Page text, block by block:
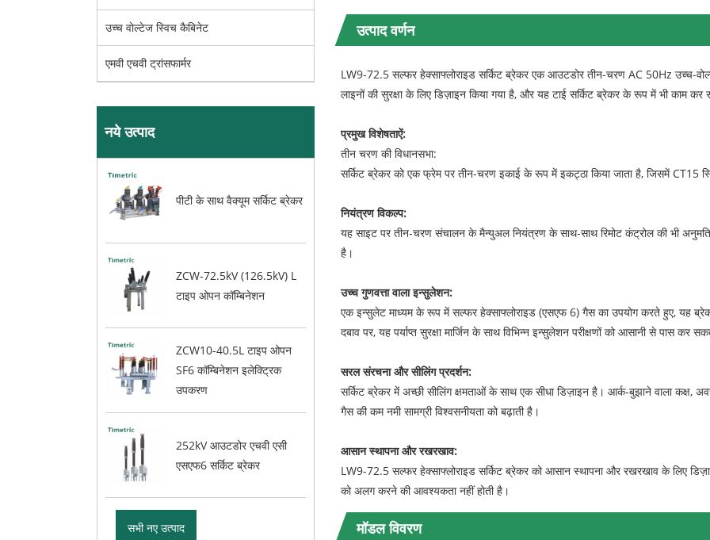
उच्च वोल्टेज स्विच कैबिनेट
एमवी एचवी ट्रांसफार्मर
नये उत्पाद
पीटी के साथ वैक्यूम सर्किट ब्रेकर
ZCW-72.5kV (126.5kV) L
टाइप ओपन कॉम्बिनेशन
ZCW10-40.5L टाइप ओपन
SF6 कॉम्बिनेशन इलेक्ट्रिक
उपकरण
252kV आउटडोर एचवी एसी
एसएफ6 सर्किट ब्रेकर
सभी नए उत्पाद
उत्पाद वर्णन
LW9-72.5 सल्फर हेक्साफ्लोराइड सर्किट ब्रेकर एक आउटडोर तीन-चरण AC 50Hz उच्च-
लाइनों की सुरक्षा के लिए डिज़ाइन किया गया है, और यह टाई सर्किट ब्रेकर के रूप में भी काम कर
प्रमुख विशेषताऐं:
तीन चरण की विधानसभा:
सर्किट ब्रेकर को एक फ्रेम पर तीन-चरण इकाई के रूप में इकट्ठा किया जाता है, जिसमें CT15
नियंत्रण विकल्प:
यह साइट पर तीन-चरण संचालन के मैन्युअल नियंत्रण के साथ-साथ रिमोट कंट्रोल की भी
है।
उच्च गुणवत्ता वाला इन्सुलेशन:
एक इन्सुलेट माध्यम के रूप में सल्फर हेक्साफ्लोराइड (एसएफ 6) गैस का उपयोग करते हुए, यह
दबाव पर, यह पर्याप्त सुरक्षा मार्जिन के साथ विभिन्न इन्सुलेशन परीक्षणों को आसानी से पास कर
सरल संरचना और सीलिंग प्रदर्शन:
सर्किट ब्रेकर में अच्छी सीलिंग क्षमताओं के साथ एक सीधा डिज़ाइन है। आर्क-बुझाने वाला
गैस की कम नमी सामग्री विश्वसनीयता को बढ़ाती है।
आसान स्थापना और रखरखाव:
LW9-72.5 सल्फर हेक्साफ्लोराइड सर्किट ब्रेकर को आसान स्थापना और रखरखाव के लिए
को अलग करने की आवश्यकता नहीं होती है।
मॉडल विवरण